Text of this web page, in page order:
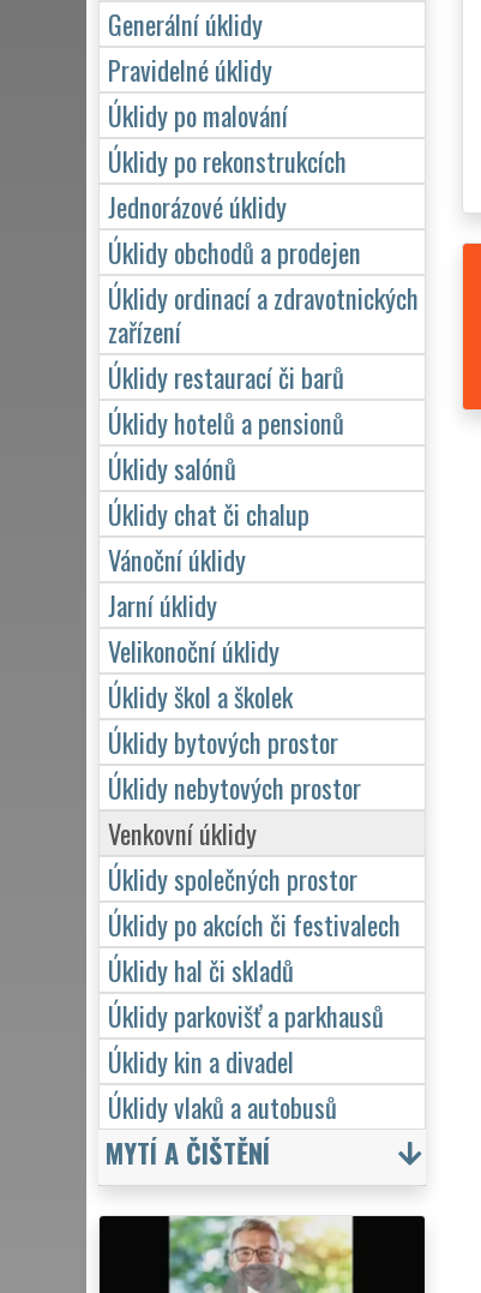
Generální úklidy
Pravidelné úklidy
Úklidy po malování
Úklidy po rekonstrukcích
Jednorázové úklidy
Úklidy obchodů a prodejen
Úklidy ordinací a zdravotnických
zařízení
Úklidy restaurací či barů
Úklidy hotelů a pensionů
Úklidy salónů
Úklidy chat či chalup
Vánoční úklidy
Jarní úklidy
Velikonoční úklidy
Úklidy škol a školek
Úklidy bytových prostor
Úklidy nebytových prostor
Venkovní úklidy
Úklidy společných prostor
Úklidy po akcích či festivalech
Úklidy hal či skladů
Úklidy parkovišť a parkhausů
Úklidy kin a divadel
Úklidy vlaků a autobusů
MYTÍ A ČIŠTĚNÍ